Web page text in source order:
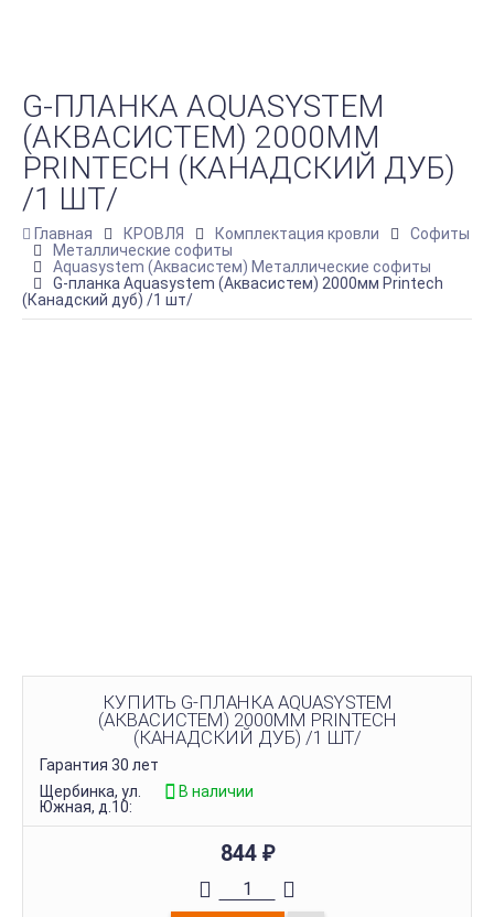
G-ПЛАНКА AQUASYSTEM
(АКВАСИСТЕМ) 2000ММ
PRINTECH (КАНАДСКИЙ ДУБ)
/1 ШТ/
Главная КРОВЛЯ Комплектация кровли
Софиты
Металлические софиты
Aquasystem (Аквасистем) Металлические софиты
G-планка Aquasystem (Аквасистем) 2000мм Printech
(Канадский дуб) /1 шт/
КУПИТЬ G-ПЛАНКА AQUASYSTEM
(АКВАСИСТЕМ) 2000ММ PRINTECH
(КАНАДСКИЙ ДУБ) /1 ШТ/
Гарантия 30 лет
Щербинка, ул.
Южная, д.10:
В наличии
844 ₽